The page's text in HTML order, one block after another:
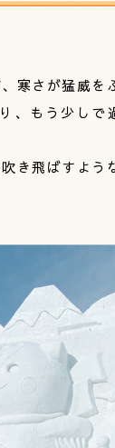
寒さが猛威を
、もう少しで
き飛ばすよう